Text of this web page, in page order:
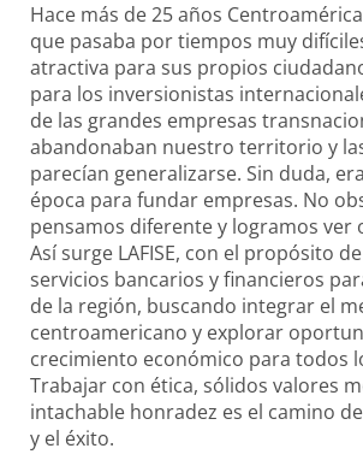
Banca Patrimonial
Préstamos
Préstamo Personal
Préstamos de Vehículos
Préstamos de Vivienda
Préstamos Educativo
Canales Alternos
Subagentes Bancarios
Tarjetas
Tarjetas de Crédito
Promociones LAFISE
Contratos y reglamentos
Servicios Bancarios
Cotiza cambios de divisas aquí
Financiamiento
Canales Alternos
Leasing
Monibyte
Open Banking
LAFISE Connet
LAFISE Portfolio
Planificador Patrimonial
Fideicomiso Patrimonial
Acceso en Línea
LAFISE Advisor App
BlackDiamond
Financiamiento Exclusivo
Préstamo Back to Back
Préstamo con Garantía de Título de Valores
Préstamo Auto
Préstamos Hipotecarios
Hace más de 25 años
que pasaba por tiempos muy
atractiva para sus propios
para los inversionistas
de las grandes empresas
abandonaban nuestro territorio y
parecían generalizarse. Sin duda,
época para fundar empresas. No
pensamos diferente y logramos ver
Así surge LAFISE, con el propósito
servicios bancarios y financieros
de la región, buscando integrar el
centroamericano y explorar
crecimiento económico para todos
Trabajar con ética, sólidos valores
intachable honradez es el camino
y el éxito.